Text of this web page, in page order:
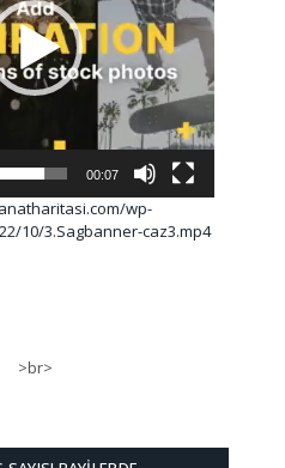
00:07
wp-
10/3.Sagbanner-caz3.mp4
>br>